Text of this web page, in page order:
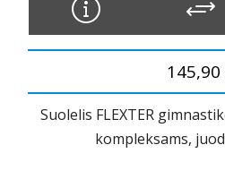
145,90
Suolelis FLEXTER
kompleksams,